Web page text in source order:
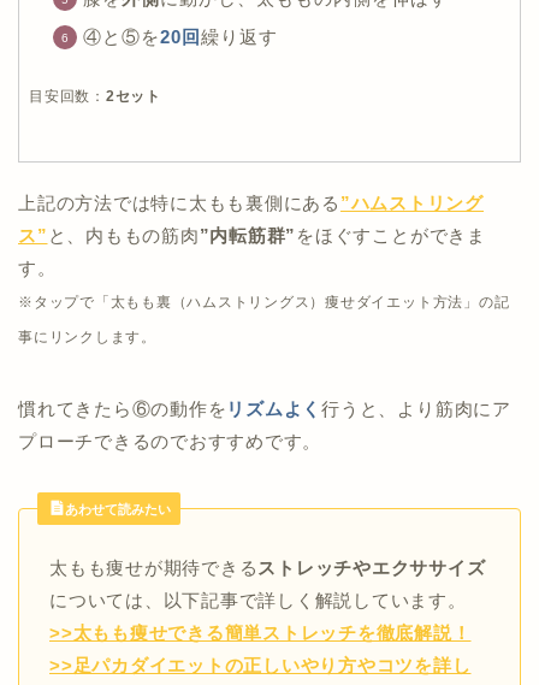
④と⑤を20回繰り返す
目安回数： 2セット
上記の方法では特に太もも裏側にある ”ハムストリング
ス” と、内ももの筋肉”内転筋群” をほぐすことができま
す。
※タップで「太もも裏（ハムストリングス）痩せダイエット方法」の記
事にリンクします。
慣れてきたら⑥の動作を リズムよく行うと、より筋肉にア
プローチできるのでおすすめです。
あわせて読みたい
太もも痩せが期待できる ストレッチやエクササイズ
については、以下記事で詳しく解説しています。
>>太もも痩せできる簡単ストレッチを徹底解説！
>>足パカダイエットの正しいやり方やコツを詳し